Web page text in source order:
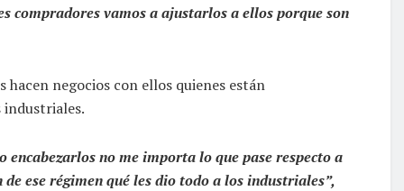
compradores vamos a ajustarlos a ellos porque son
negocios con ellos quienes están
industriales.
no me importa lo que pase respecto a
ese régimen qué les dio todo a los industriales”,